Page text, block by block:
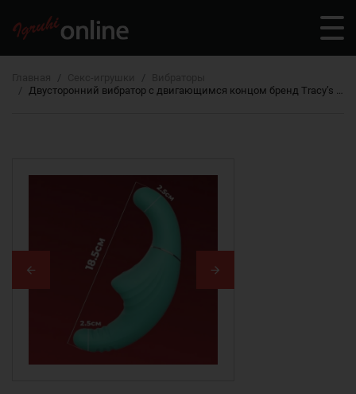
Двусторонний вибратор с двигающимся концом бренд Tracy’s Dog